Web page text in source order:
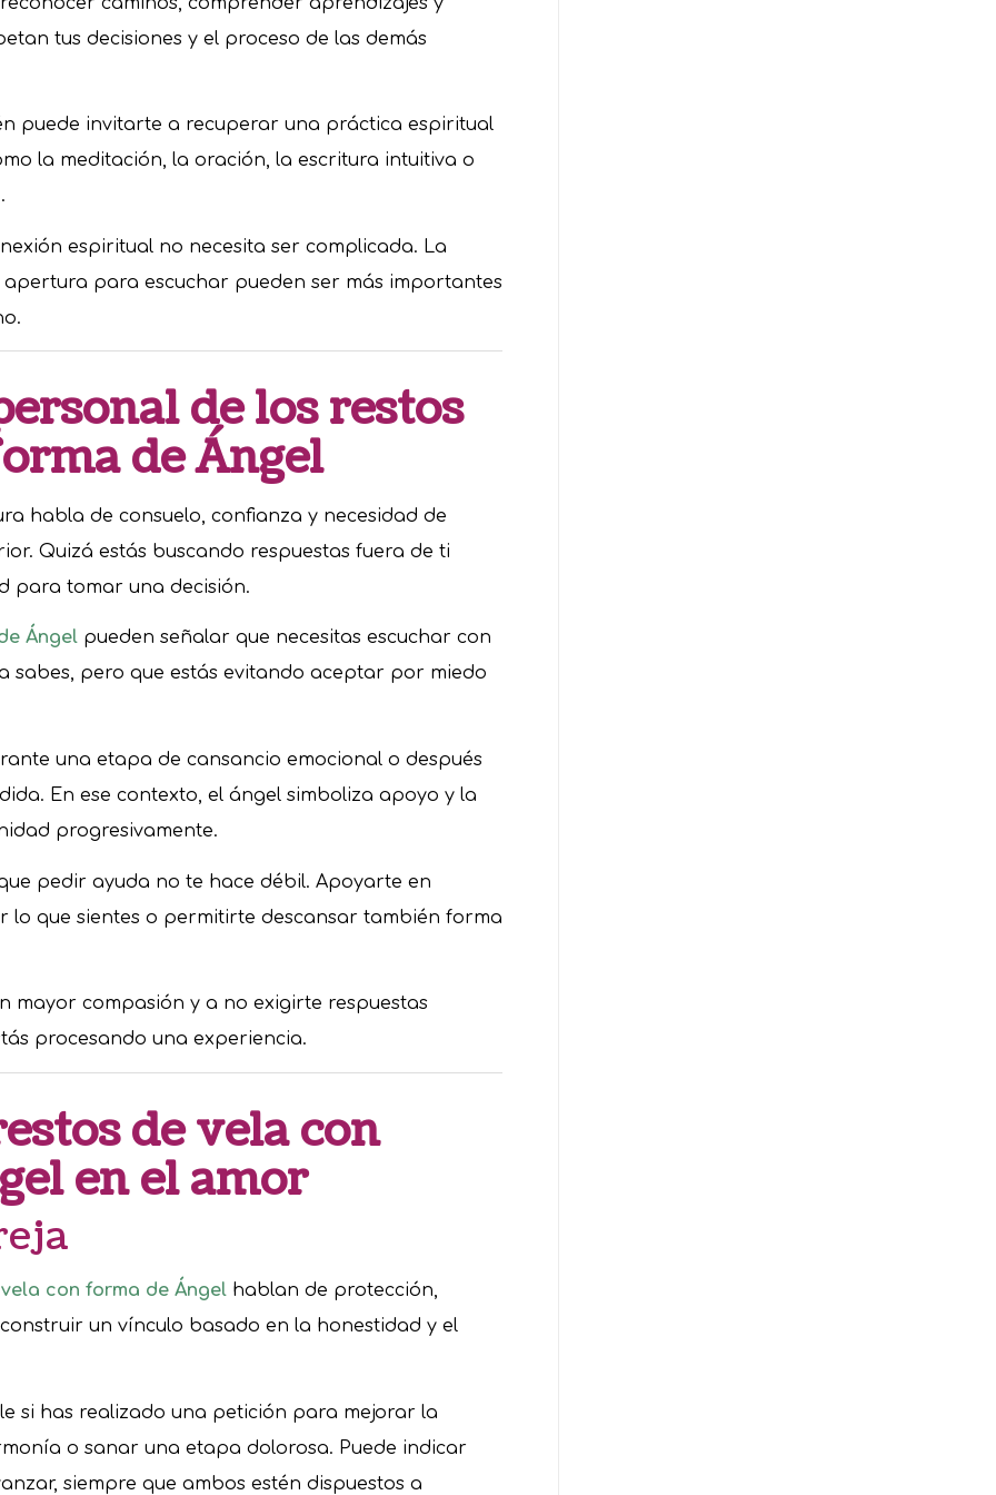
tus decisiones y el proceso de las demás
puede invitarte a recuperar una práctica espiritual
la meditación, la oración, la escritura intuitiva o
espiritual no necesita ser complicada. La
para escuchar pueden ser más importantes
de los restos
de Ángel
habla de consuelo, confianza y necesidad de
Quizá estás buscando respuestas fuera de ti
para tomar una decisión.
Ángel pueden señalar que necesitas escuchar con
sabes, pero que estás evitando aceptar por miedo
una etapa de cansancio emocional o después
En ese contexto, el ángel simboliza apoyo y la
progresivamente.
pedir ayuda no te hace débil. Apoyarte en
lo que sientes o permitirte descansar también forma
mayor compasión y a no exigirte respuestas
procesando una experiencia.
de vela con
en el amor
con forma de Ángel hablan de protección,
un vínculo basado en la honestidad y el
si has realizado una petición para mejorar la
o sanar una etapa dolorosa. Puede indicar
siempre que ambos estén dispuestos a